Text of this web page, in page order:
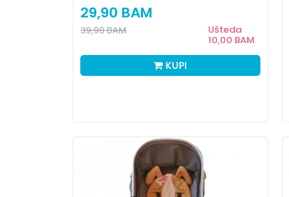
29,90 BAM
Ušteda
10,00 BAM
39,90BAM
KUPI